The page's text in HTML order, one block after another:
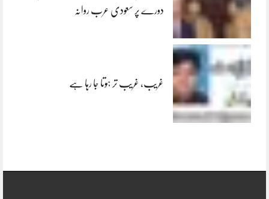
دورے پر سعودی عرب روانہ
غریب، غریب تر ہوتا جا رہا ہے